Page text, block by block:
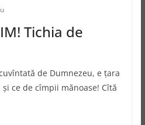
Tichia de
de Dumnezeu, e ţara
ce de cîmpii mănoase! Cîtă